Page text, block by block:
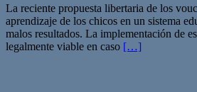
La reciente propuesta libertaria de los
aprendizaje de los chicos en un sistema
malos resultados. La implementación de
legalmente viable en caso […]